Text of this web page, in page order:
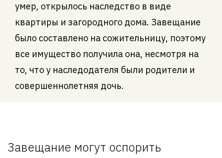
умер, открылось наследство в виде
квартиры и загородного дома. Завещание
было составлено на сожительницу, поэтому
все имущество получила она, несмотря на
то, что у наследодателя были родители и
совершеннолетняя дочь.
Завещание могут оспорить